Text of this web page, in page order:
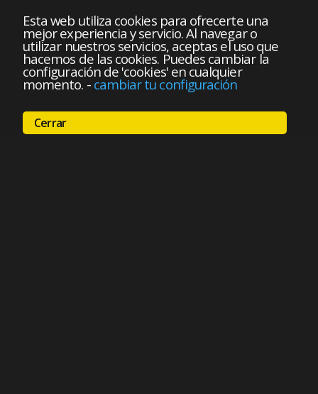
Esta web utiliza cookies para ofrecerte una
mejor experiencia y servicio. Al navegar o
utilizar nuestros servicios, aceptas el uso que
hacemos de las cookies. Puedes cambiar la
configuración de 'cookies' en cualquier
momento. - cambiar tu configuración
Cerrar